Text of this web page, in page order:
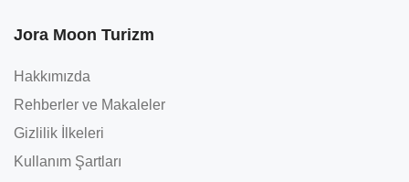
Jora Moon Turizm
Hakkımızda
Rehberler ve Makaleler
Gizlilik İlkeleri
Kullanım Şartları